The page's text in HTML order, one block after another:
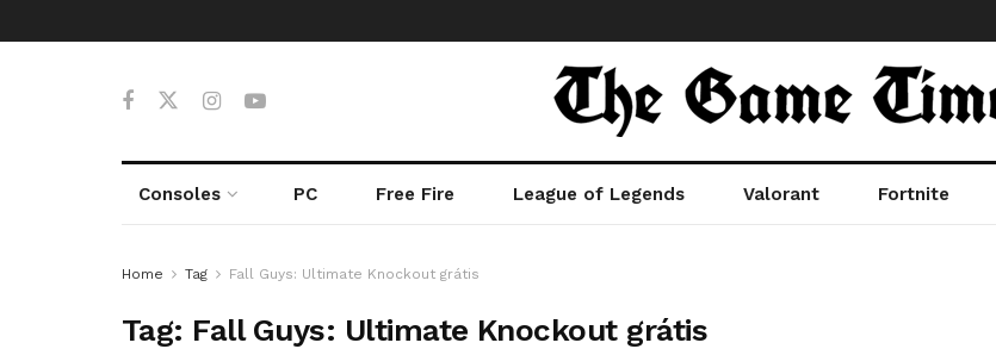
Consoles PC Free Fire League of Legends Valorant Fortnite
Home Tag Fall Guys: Ultimate Knockout grátis
Tag: Fall Guys: Ultimate Knockout grátis